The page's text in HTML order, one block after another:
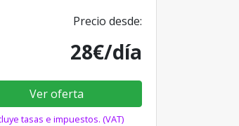
Precio desde:
28€/día
Ver oferta
tasas e impuestos. (VAT)